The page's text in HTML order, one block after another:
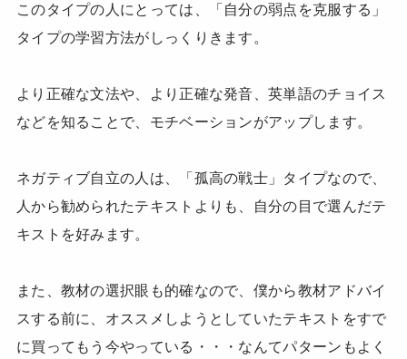
このタイプの人にとっては、「自分の弱点を克服する」
タイプの学習方法がしっくりきます。
より正確な文法や、より正確な発音、英単語のチョイス
などを知ることで、モチベーションがアップします。
ネガティブ自立の人は、「孤高の戦士」タイプなので、
人から勧められたテキストよりも、自分の目で選んだテ
キストを好みます。
また、教材の選択眼も的確なので、僕から教材アドバイ
スする前に、オススメしようとしていたテキストをすで
に買ってもう今やっている・・・なんてパターンもよく